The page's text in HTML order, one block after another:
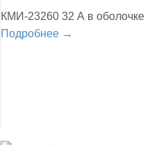
КМИ-23260 32 А в
Подробнее →